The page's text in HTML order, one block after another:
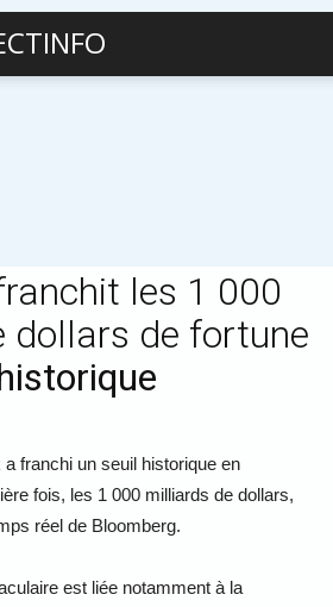
les 1 000
dollars de fortune
a franchi un seuil historique en
fois, les 1 000 milliards de dollars,
réel de Bloomberg.
est liée notamment à la